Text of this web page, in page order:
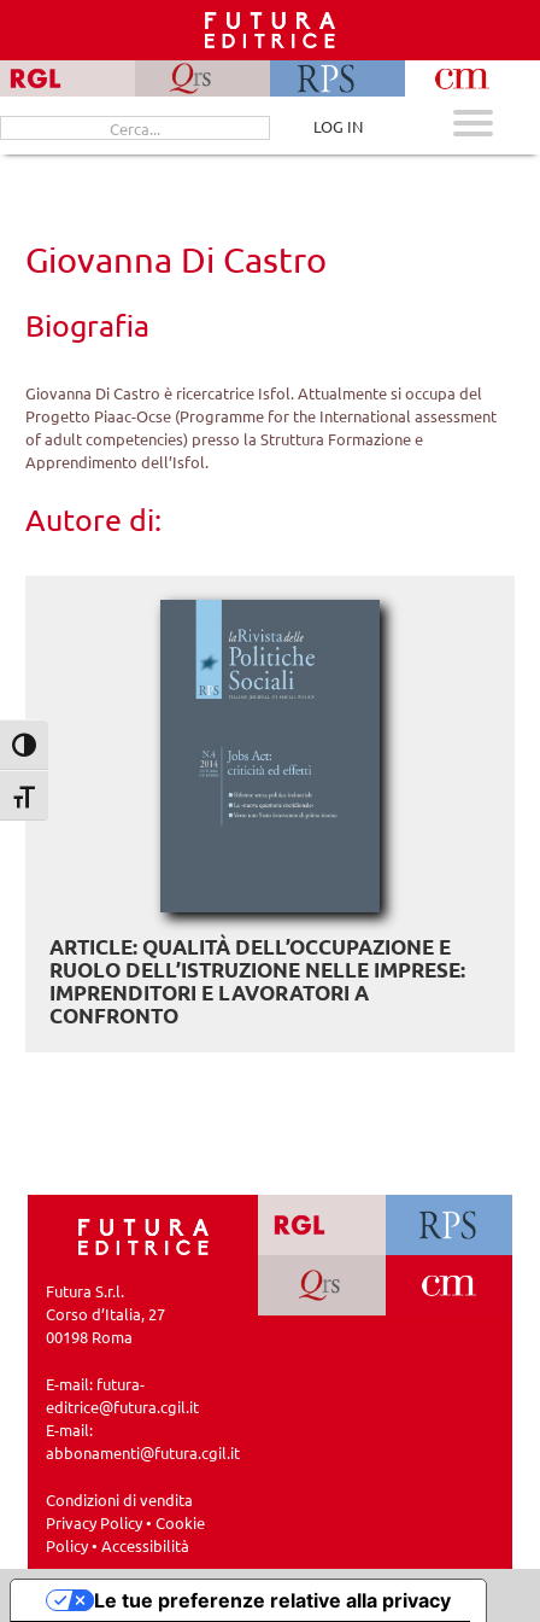
Attiva/disattiva alto contrasto
Attiva/disattiva dimensione testo
content
Cerca
per:
LOG IN
Giovanna Di Castro
Biografia
Giovanna Di Castro è ricercatrice Isfol. Attualmente si occupa del
Progetto Piaac-Ocse (Programme for the International assessment
of adult competencies) presso la Struttura Formazione e
Apprendimento dell’Isfol.
Autore di:
ARTICLE: QUALITÀ DELL’OCCUPAZIONE E
RUOLO DELL’ISTRUZIONE NELLE IMPRESE:
IMPRENDITORI E LAVORATORI A
CONFRONTO
Futura S.r.l.
Corso d’Italia, 27
00198 Roma
E-mail: futura-
editrice@futura.cgil.it
E-mail:
abbonamenti@futura.cgil.it
Condizioni di vendita
Privacy Policy•Cookie
Policy•Accessibilità
Le tue preferenze relative alla privacy